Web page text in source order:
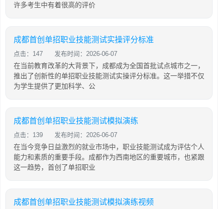
许多考生中有着很高的评价
成都首创单招职业技能测试实操评分标准
点击：147 发布时间：2026-06-07
在当前教育改革的大背景下，成都成为全国首批试点城市之一，
推出了创新性的单招职业技能测试实操评分标准。这一举措不仅
为学生提供了更加科学、公
成都首创单招职业技能测试模拟演练
点击：139 发布时间：2026-06-07
在当今竞争日益激烈的就业市场中，职业技能测试成为评估个人
能力和素质的重要手段。成都作为西南地区的重要城市，也紧跟
这一趋势，首创了单招职业
成都首创单招职业技能测试模拟演练视频